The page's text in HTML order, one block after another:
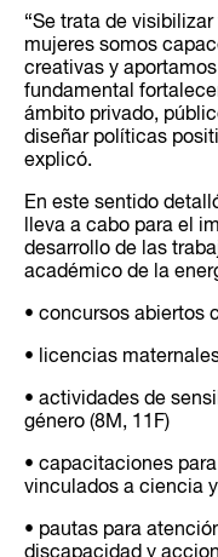
“Se trata de
mujeres somos
creativas y
fundamental
ámbito privado,
diseñar políticas
explicó.
En este sentido
lleva a cabo para el
desarrollo de las
académico de la
• concursos abiertos
• licencias
• actividades de
género (8M, 11F)
• capacitaciones
vinculados a ciencia
• pautas para